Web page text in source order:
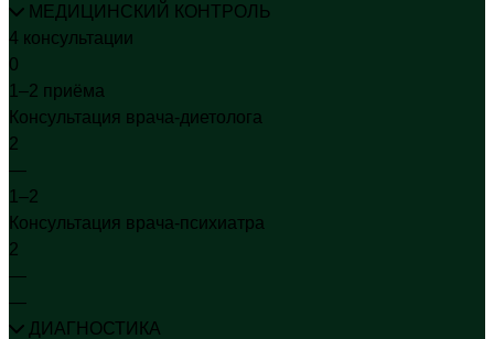
МЕДИЦИНСКИЙ КОНТРОЛЬ
4 консультации
0
1–2 приёма
Консультация врача-диетолога
2
—
1–2
Консультация врача-психиатра
2
—
—
ДИАГНОСТИКА